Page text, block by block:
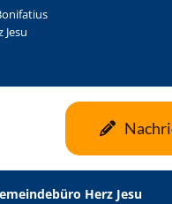
Jesu
Herz Jesu